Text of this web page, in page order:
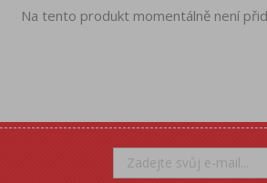
Na tento produkt momentálně není